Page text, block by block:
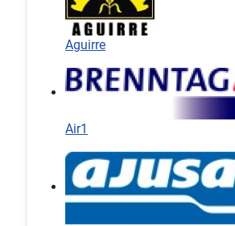
Aguirre
Air1